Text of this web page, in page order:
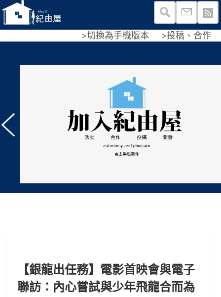
>切換為手機版本 >投稿、合作
【銀龍出任務】電影首映會與電子
聯訪：內心嘗試與少年飛龍合而為